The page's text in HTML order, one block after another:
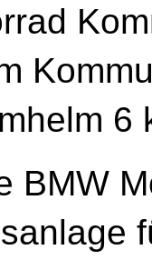
6
BMW